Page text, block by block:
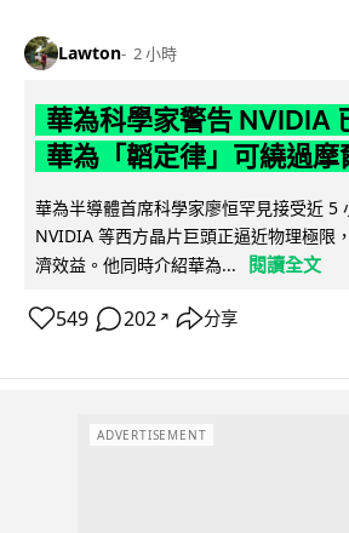
Lawton 2 小時
華為科學家警告 NVIDIA
華為「韜定律」可繞過摩
華為半導體首席科學家廖恒罕見接受近 5
NVIDIA 等西方晶片巨頭正逼近物理極限
濟效益。他同時介紹華為...
閱讀全文
549 202 ↗ 分享
ADVERTISEMENT